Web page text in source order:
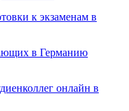
к экзаменам в
в Германию
онлайн в